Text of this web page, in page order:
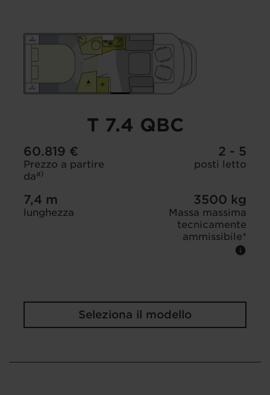
T 7.4 QBC
60.819 €
Prezzo a partire
daa)
2 - 5
posti letto
7,4 m
lunghezza
3500 kg
Massa massima
tecnicamente
ammissibile*
Seleziona il modello